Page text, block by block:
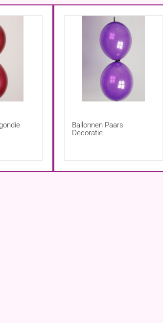
Ballonnen Paars
Decoratie